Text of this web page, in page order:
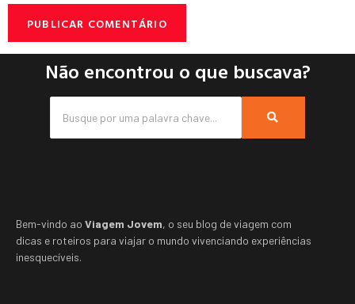
Não encontrou o que buscava?
Bem-vindo ao Viagem Jovem, o seu blog de viagem com
dicas e roteiros para viajar o mundo vivenciando experiências
inesquecíveis.